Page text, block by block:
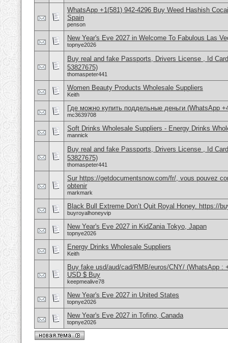
WhatsApp +1(581) 942-4296 Buy Weed Hashish
Spain
penson
New Year's Eve 2027 in Welcome To Fabulous Las
topnye2026
Buy real and fake Passports, Drivers License , Id
53827675)
thomaspeter441
Women Beauty Products Wholesale Suppliers
Keith
Где можно купить поддельные деньги (WhatsApp
mc3639708
Soft Drinks Wholesale Suppliers - Energy Drinks
mannick
Buy real and fake Passports, Drivers License , Id
53827675)
thomaspeter441
Sur https://getdocumentsnow.com/fr/, vous pouvez
obtenir
markmark
Black Bull Extreme Don’t Quit Royal Honey. https://
buyroyalhoneyvip
New Year's Eve 2027 in KidZania Tokyo, Japan
topnye2026
Energy Drinks Wholesale Suppliers
Keith
Buy fake usd/aud/cad/RMB/euros/CNY/ (WhatsApp :
USD $ Buy
keepmealive78
New Year's Eve 2027 in United States
topnye2026
New Year's Eve 2027 in Tofino, Canada
topnye2026